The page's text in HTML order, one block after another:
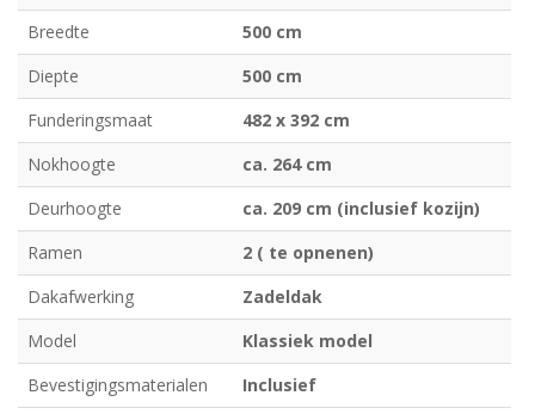
Breedte
500 cm
Diepte
500 cm
Funderingsmaat
482 x 392 cm
Nokhoogte
ca. 264 cm
Deurhoogte
ca. 209 cm (inclusief kozijn)
Ramen
2 ( te opnenen)
Dakafwerking
Zadeldak
Model
Klassiek model
Bevestigingsmaterialen
Inclusief